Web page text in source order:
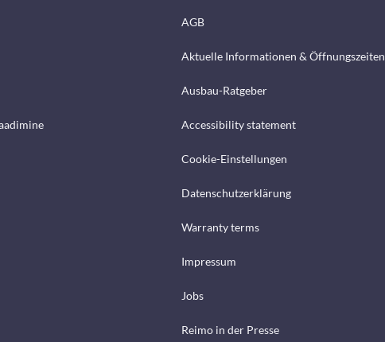
AGB
Aktuelle Informationen & Öffnungszeiten
Ausbau-Ratgeber
Accessibility statement
Cookie-Einstellungen
Datenschutzerklärung
Warranty terms
Impressum
Jobs
Reimo in der Presse